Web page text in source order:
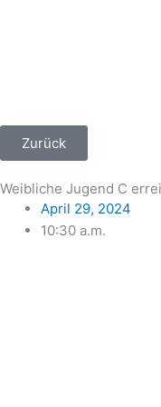
Zurück
Weibliche Jugend C
April 29, 2024
10:30 a.m.